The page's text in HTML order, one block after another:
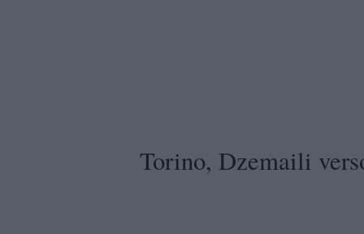
Torino, Dzemaili